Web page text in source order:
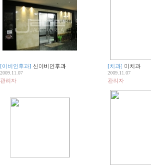
[이비인후과] 신이비인후과
2009.11.07
관리자
[치과] 미치과
2009.11.07
관리자